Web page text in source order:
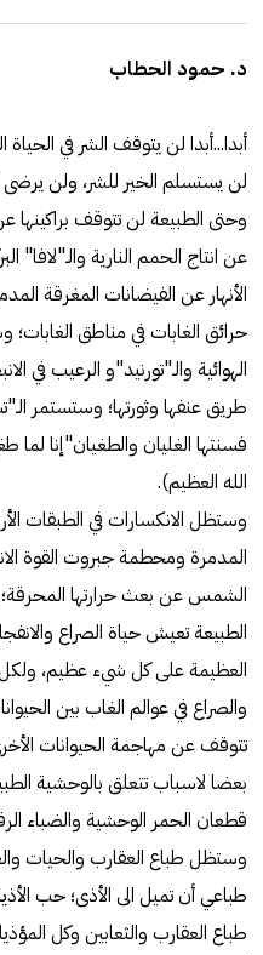
د. حمود الحطاب
أبدا...أبدا لن يتوقف الشر في
لن يستسلم الخير للشر، ولن
وحتى الطبيعة لن تتوقف براكينها
عن انتاج الحمم النارية والـ"لافا"
الأنهار عن الفيضانات المغرقة
حرائق الغابات في مناطق
الهوائية والـ"تورنيد"و الرعيب
طريق عنفها وثورتها؛ وستستمر
فسنتها الغليان والطغيان"إنا
الله العظيم).
وستظل الانكسارات في الطبقات
المدمرة ومحطمة جبروت القوة
الشمس عن بعث حرارتها
الطبيعة تعيش حياة الصراع
العظيمة على كل شيء عظيم،
والصراع في عوالم الغاب بين
تتوقف عن مهاجمة الحيوانات
بعضا لاسباب تتعلق بالوحشية
قطعان الحمر الوحشية والضباء
وستظل طباع العقارب والحيات
طباعي أن تميل الى الأذى؛ حب
طباع العقارب والثعابين وكل